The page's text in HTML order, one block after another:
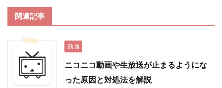
関連記事
動画
ニコニコ動画や生放送が止まるようにな
った原因と対処法を解説